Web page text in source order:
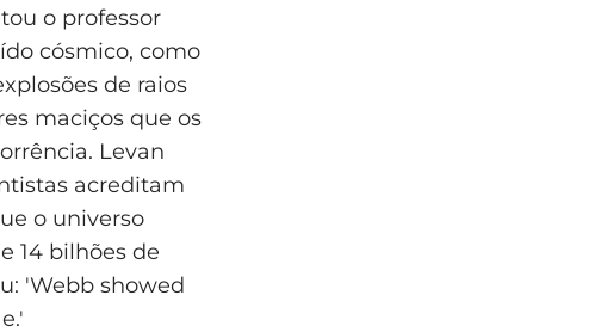
o professor
cósmico, como
de raios
maciços que os
Levan
acreditam
o universo
14 bilhões de
'Webb showed